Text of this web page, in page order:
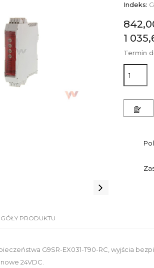
Indeks:
1
Termin
PRODUKTU
G9SR-EX031-T90-RC, wyjścia
24VDC.